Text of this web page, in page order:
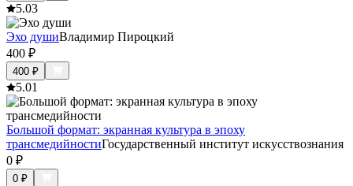
5.03
Эхо душиВладимир Пироцкий
400 ₽
400 ₽
5.01
Большой формат: экранная культура в эпоху
трансмедийностиГосударственный институт искусствознания
0 ₽
0 ₽